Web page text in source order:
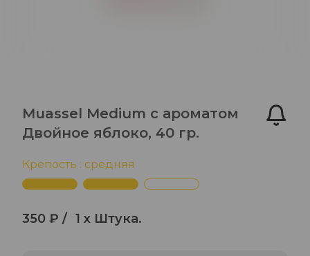
Muassel Medium с ароматом
Двойное яблоко, 40 гр.
Крепость : средняя
350 ₽ / 1 x Штука.